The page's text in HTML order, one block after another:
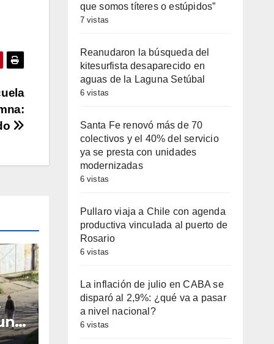
que somos títeres o estúpidos”
7 vistas
Reanudaron la búsqueda del
kitesurfista desaparecido en
aguas de la Laguna Setúbal
6 vistas
Santa Fe renovó más de 70
colectivos y el 40% del servicio
ya se presta con unidades
modernizadas
6 vistas
Pullaro viaja a Chile con agenda
productiva vinculada al puerto de
Rosario
6 vistas
La inflación de julio en CABA se
disparó al 2,9%: ¿qué va a pasar
a nivel nacional?
6 vistas